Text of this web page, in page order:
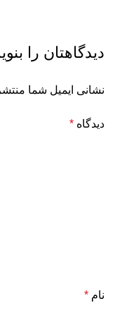
دیدگاهتان را
نشانی ایمیل شما
دیدگاه *
نام *